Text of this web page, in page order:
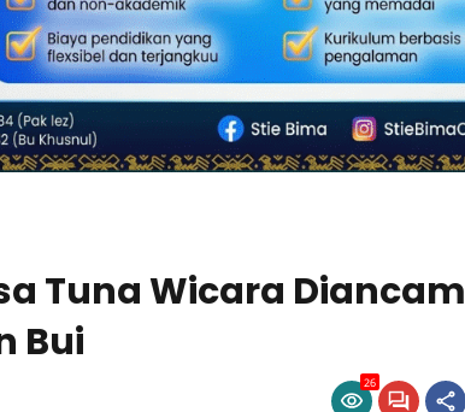
Tuna Wicara Diancam
Bui
26